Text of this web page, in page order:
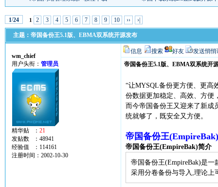
1/24 1 2 3 4 5 6 7 8 9 10 ›› ›|
主题：帝国备份王5.1版、EBMA双系统开源发布
wm_chief
用户头衔： 管理员
精华贴 ： 21
发贴数 ：48941
经验值 ：114161
注册时间：2002-10-30
信息 搜索 好友
发送悄悄
帝国备份王5.1版、EBMA双系统开
“让MYSQL备份更方便、更高
份数据更加稳定、高效、方便
而今帝国备份王又迎来了新成
统就够了，既安全又方便。
帝国备份王
帝国备份王(EmpireBak)简介
帝国备份王(EmpireBak)是
采用分卷备份与导入,理论上